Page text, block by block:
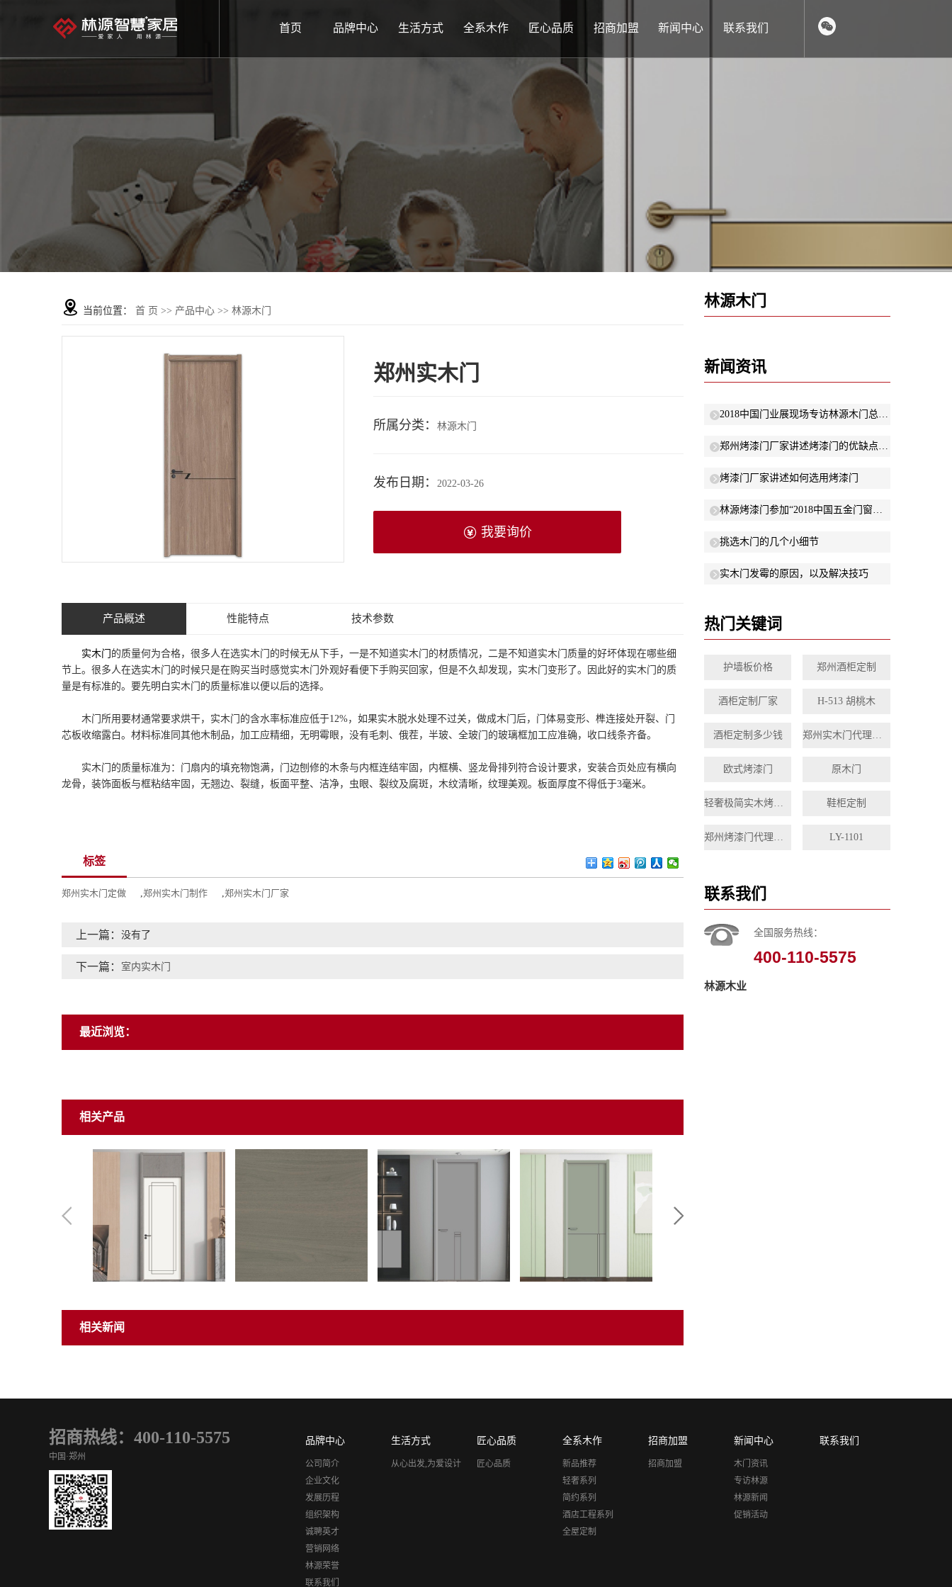
首页 品牌中心 生活方式 全系木作 匠心品质 招商加盟 新闻中心 联系我们
当前位置： 首 页 >> 产品中心 >> 林源木门
郑州实木门
所属分类： 林源木门
发布日期： 2022-03-26
我要询价
产品概述 性能特点 技术参数
实木门 的质量何为合格，很多人在选实木门的时候无从下手，一是不知道实木门的材质情况，二是不知道实木门质量的好坏体现在哪些细
节上。很多人在选实木门的时候只是在购买当时感觉实木门外观好看便下手购买回家，但是不久却发现，实木门变形了。因此好的实木门的质
量是有标准的。要先明白实木门的质量标准以便以后的选择。
木门所用要材通常要求烘干，实木门的含水率标准应低于12%，如果实木脱水处理不过关，做成木门后，门体易变形、榫连接处开裂、门
芯板收缩露白。材料标准同其他木制品，加工应精细，无明霉眼，没有毛刺、俄茬，半玻、全玻门的玻璃框加工应准确，收口线条齐备。
实木门的质量标准为：门扇内的填充物饱满，门边刨修的木条与内框连结牢固，内框横、竖龙骨排列符合设计要求，安装合页处应有横向
龙骨，装饰面板与框粘结牢固，无翘边、裂缝，板面平整、洁净，虫眼、裂纹及腐斑，木纹清晰，纹理美观。板面厚度不得低于3毫米。
标签
郑州实木门定做 ,郑州实木门制作 ,郑州实木门厂家
上一篇： 没有了
下一篇： 室内实木门
最近浏览：
相关产品
相关新闻
林源木门
新闻资讯
2018中国门业展现场专访林源木门总经理晓娜：以“低碳环保”原则研发新产品
郑州烤漆门厂家讲述烤漆门的优缺点有哪些？
烤漆门厂家讲述如何选用烤漆门
林源烤漆门参加“2018中国五金门窗年度峰会”
挑选木门的几个小细节
实木门发霉的原因，以及解决技巧
热门关键词
护墙板价格 郑州酒柜定制
酒柜定制厂家 H-513 胡桃木
酒柜定制多少钱 郑州实木门代理加盟
欧式烤漆门 原木门
轻奢极简实木烤漆门 鞋柜定制
郑州烤漆门代理加盟 LY-1101
联系我们
全国服务热线：
400-110-5575
林源木业
招商热线：400-110-5575
中国·郑州
品牌中心
公司简介
企业文化
发展历程
组织架构
诚聘英才
营销网络
林源荣誉
联系我们
生活方式
从心出发,为爱设计
匠心品质
匠心品质
全系木作
新品推荐
轻奢系列
简约系列
酒店工程系列
全屋定制
招商加盟
招商加盟
新闻中心
木门资讯
专访林源
林源新闻
促销活动
联系我们